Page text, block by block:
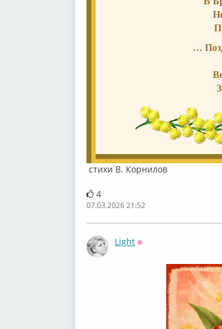
…
стихи В. Корнилов
4
07.03.2026 21:52
Light